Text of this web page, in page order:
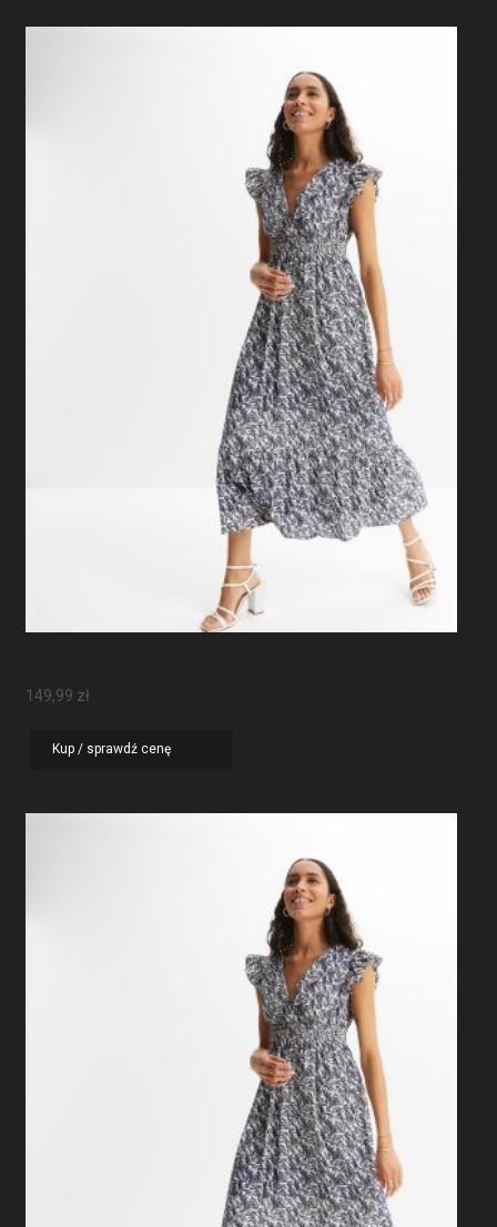
149,99 zł
Kup / sprawdź cenę